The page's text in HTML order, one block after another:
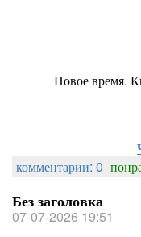
Новое время.
комментарии: 0
Без заголовка
07-07-2026 19:51